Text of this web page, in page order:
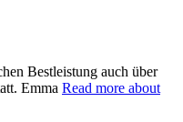
Bestleistung auch über
Emma Read more about